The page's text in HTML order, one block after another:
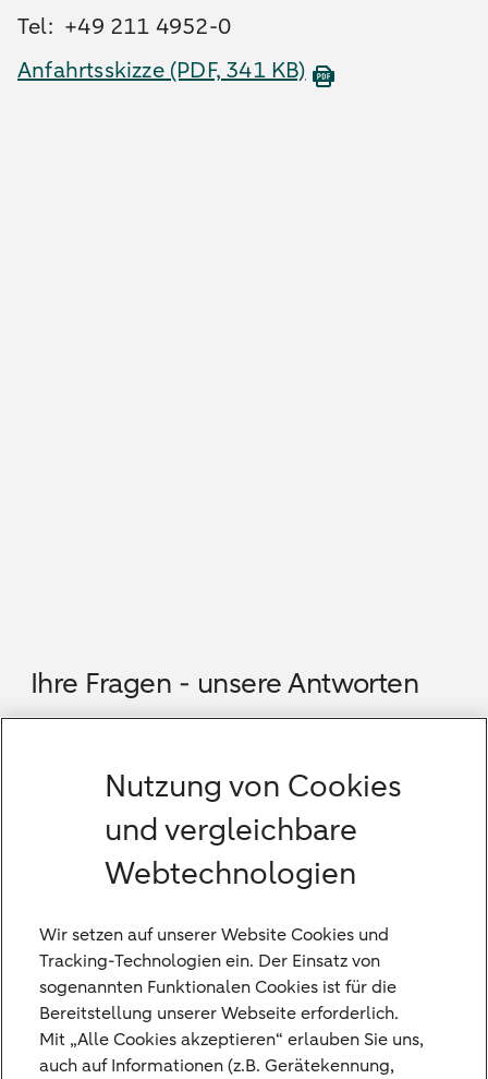
Tel: +49 211 4952-0
Anfahrtsskizze (PDF, 341 KB)
Ihre Fragen - unsere Antworten
Welche Besonderheiten prägen die Beratung
der Bethmann HAL in Düsseldorf?
In welcher Region beraten Sie von Düsseldorf
Welche Rolle spielt die Anlageberatung bei
der Bethmann HAL in Düsseldorf?
Nutzung von Cookies
und vergleichbare
Webtechnologien
Wir setzen auf unserer Website Cookies und
Tracking-Technologien ein. Der Einsatz von
sogenannten Funktionalen Cookies ist für die
Bereitstellung unserer Webseite erforderlich.
Mit „Alle Cookies akzeptieren“ erlauben Sie uns,
auch auf Informationen (z.B. Gerätekennung,